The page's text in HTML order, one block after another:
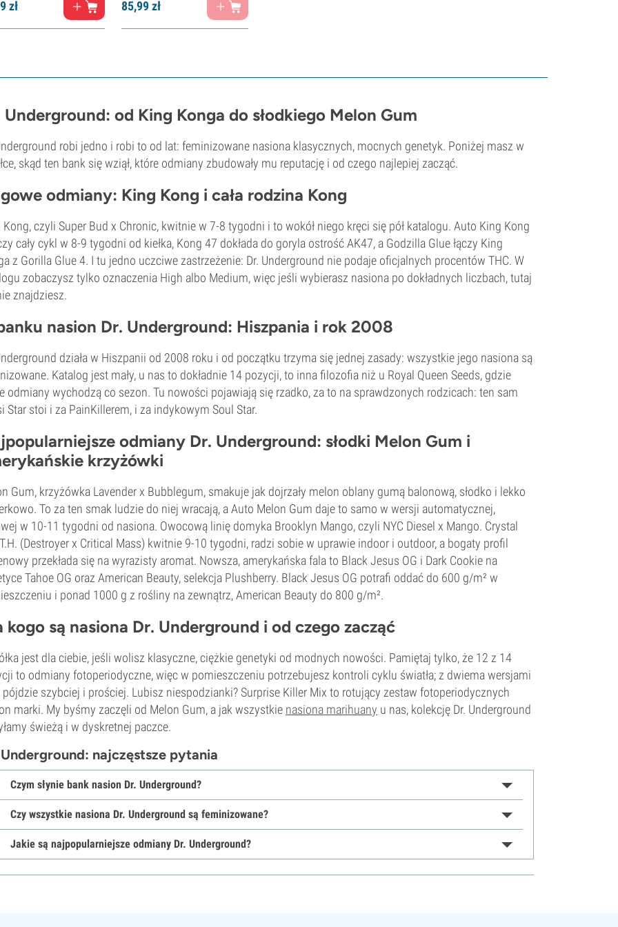
zł 85,99zł
Underground: od King Konga do słodkiego Melon Gum
robi jedno i robi to od lat: feminizowane nasiona klasycznych, mocnych genetyk. Poniżej masz w
skąd ten bank się wziął, które odmiany zbudowały mu reputację i od czego najlepiej zacząć.
odmiany: King Kong i cała rodzina Kong
Kong, czyli Super Bud x Chronic, kwitnie w 7-8 tygodni i to wokół niego kręci się pół katalogu. Auto King Kong
cały cykl w 8-9 tygodni od kiełka, Kong 47 dokłada do goryla ostrość AK47, a Godzilla Glue łączy King
z Gorilla Glue 4. I tu jedno uczciwe zastrzeżenie: Dr. Underground nie podaje oficjalnych procentów THC. W
zobaczysz tylko oznaczenia High albo Medium, więc jeśli wybierasz nasiona po dokładnych liczbach, tutaj
znajdziesz.
nasion Dr. Underground: Hiszpania i rok 2008
działa w Hiszpanii od 2008 roku i od początku trzyma się jednej zasady: wszystkie jego nasiona są
Katalog jest mały, u nas to dokładnie 14 pozycji, to inna filozofia niż u Royal Queen Seeds, gdzie
odmiany wychodzą co sezon. Tu nowości pojawiają się rzadko, za to na sprawdzonych rodzicach: ten sam
Star stoi i za PainKillerem, i za indykowym Soul Star.
odmiany Dr. Underground: słodki Melon Gum i
krzyżówki
Gum, krzyżówka Lavender x Bubblegum, smakuje jak dojrzały melon oblany gumą balonową, słodko i lekko
To za ten smak ludzie do niej wracają, a Auto Melon Gum daje to samo w wersji automatycznej,
w 10-11 tygodni od nasiona. Owocową linię domyka Brooklyn Mango, czyli NYC Diesel x Mango. Crystal
(Destroyer x Critical Mass) kwitnie 9-10 tygodni, radzi sobie w uprawie indoor i outdoor, a bogaty profil
przekłada się na wyrazisty aromat. Nowsza, amerykańska fala to Black Jesus OG i Dark Cookie na
Tahoe OG oraz American Beauty, selekcja Plushberry. Black Jesus OG potrafi oddać do 600 g/m² w
i ponad 1000 g z rośliny na zewnątrz, American Beauty do 800 g/m².
kogo są nasiona Dr. Underground i od czego zacząć
jest dla ciebie, jeśli wolisz klasyczne, ciężkie genetyki od modnych nowości. Pamiętaj tylko, że 12 z 14
to odmiany fotoperiodyczne, więc w pomieszczeniu potrzebujesz kontroli cyklu światła; z dwiema wersjami
pójdzie szybciej i prościej. Lubisz niespodzianki? Surprise Killer Mix to rotujący zestaw fotoperiodycznych
marki. My byśmy zaczęli od Melon Gum, a jak wszystkie nasiona marihuany u nas, kolekcję Dr. Underground
świeżą i w dyskretnej paczce.
najczęstsze pytania
Czym słynie bank nasion Dr. Underground?
Czy wszystkie nasiona Dr. Underground są feminizowane?
Jakie są najpopularniejsze odmiany Dr. Underground?